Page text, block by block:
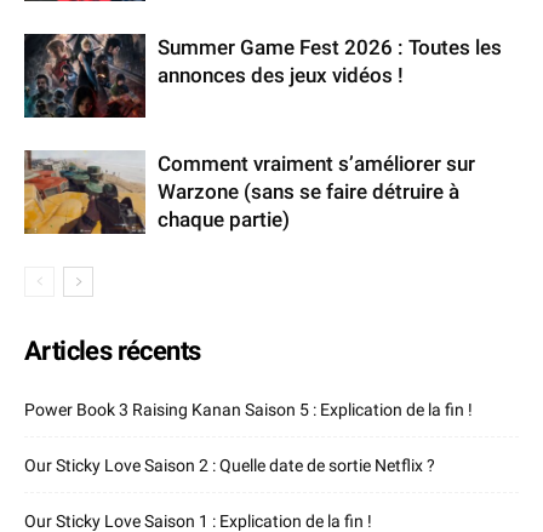
Summer Game Fest 2026 : Toutes les
annonces des jeux vidéos !
Comment vraiment s’améliorer sur
Warzone (sans se faire détruire à
chaque partie)
Articles récents
Power Book 3 Raising Kanan Saison 5 : Explication de la fin !
Our Sticky Love Saison 2 : Quelle date de sortie Netflix ?
Our Sticky Love Saison 1 : Explication de la fin !